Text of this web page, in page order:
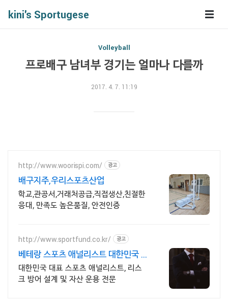
kini's Sportugese
Volleyball
프로배구 남녀부 경기는 얼마나 다를까
2017. 4. 7. 11:19
http://www.woorispi.com/ 광고
배구지주,우리스포츠산업
학교,관공서,거래처공급,직접생산,친절한
응대, 만족도 높은품질, 안전인증
http://www.sportfund.co.kr/ 광고
베테랑 스포츠 애널리스트 대한민국 1
순위 전력 분석가
대한민국 대표 스포츠 애널리스트, 리스
크 방어 설계 및 자산 운용 전문